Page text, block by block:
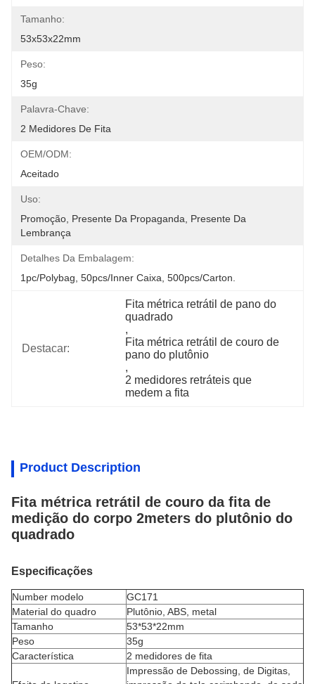
Tamanho:
53x53x22mm
Peso:
35g
Palavra-Chave:
2 Medidores De Fita
OEM/ODM:
Aceitado
Uso:
Promoção, Presente Da Propaganda, Presente Da
Lembrança
Detalhes Da Embalagem:
1pc/polybag, 50pcs/inner Caixa, 500pcs/carton.
Destacar:
Fita métrica retrátil de pano do
quadrado
,
Fita métrica retrátil de couro de
pano do plutônio
,
2 medidores retráteis que
medem a fita
Product Description
Fita métrica retrátil de couro da fita de
medição do corpo 2meters do plutônio do
quadrado
Especificações
Number modelo
GC171
Material do quadro
Plutônio, ABS, metal
Tamanho
53*53*22mm
Peso
35g
Característica
2 medidores de fita
Impressão de Debossing, de Digitas,